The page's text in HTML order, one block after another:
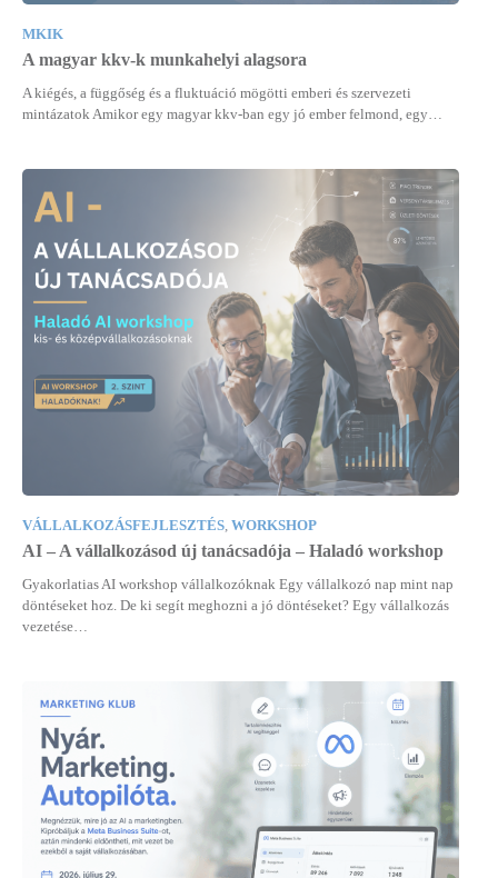
MKIK
A magyar kkv-k munkahelyi alagsora
A kiégés, a függőség és a fluktuáció mögötti emberi és szervezeti
mintázatok Amikor egy magyar kkv-ban egy jó ember felmond, egy…
VÁLLALKOZÁSFEJLESZTÉS, WORKSHOP
AI – A vállalkozásod új tanácsadója – Haladó workshop
Gyakorlatias AI workshop vállalkozóknak Egy vállalkozó nap mint nap
döntéseket hoz. De ki segít meghozni a jó döntéseket? Egy vállalkozás
vezetése…